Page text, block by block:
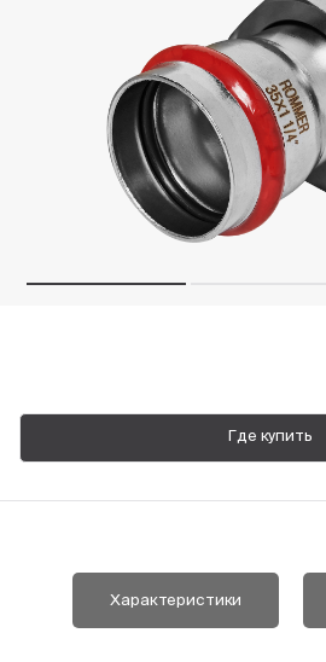
Где купить
Характеристики